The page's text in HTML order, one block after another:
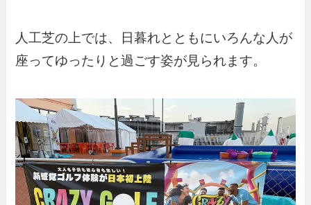
人工芝の上では、日暮れとともにいろんな人が
座ってゆったりと過ごす姿が見られます。